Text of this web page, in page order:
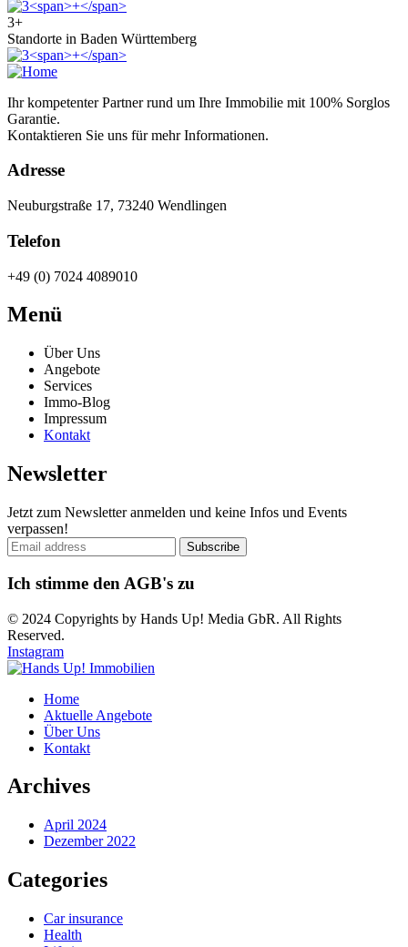
3+
Standorte in Baden Württemberg
Ihr kompetenter Partner rund um Ihre Immobilie mit 100% Sorglos
Garantie.
Kontaktieren Sie uns für mehr Informationen.
Adresse
Neuburgstraße 17, 73240 Wendlingen
Telefon
+49 (0) 7024 4089010
Menü
Über Uns
Angebote
Services
Immo-Blog
Impressum
Kontakt
Newsletter
Jetzt zum Newsletter anmelden und keine Infos und Events
verpassen!
Ich stimme den AGB's zu
© 2024 Copyrights by Hands Up! Media GbR. All Rights
Reserved.
Instagram
Home
Aktuelle Angebote
Über Uns
Kontakt
Archives
April 2024
Dezember 2022
Categories
Car insurance
Health